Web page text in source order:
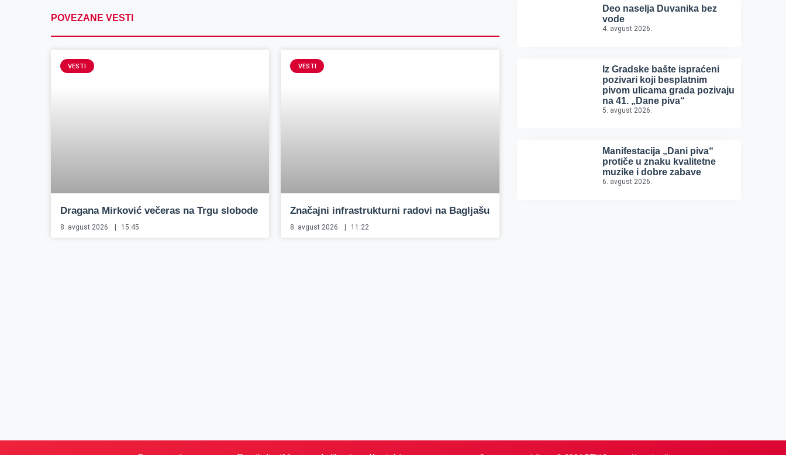
POVEZANE VESTI
VESTI
Dragana Mirković večeras na Trgu slobode
8. avgust 2026. 15:45
VESTI
Značajni infrastrukturni radovi na Bagljašu
8. avgust 2026. 11:22
Deo naselja Duvanika bez
vode
4. avgust 2026.
Iz Gradske bašte ispraćeni
pozivari koji besplatnim
pivom ulicama grada pozivaju
na 41. „Dane piva“
5. avgust 2026.
Manifestacija „Dani piva“
protiče u znaku kvalitetne
muzike i dobre zabave
6. avgust 2026.